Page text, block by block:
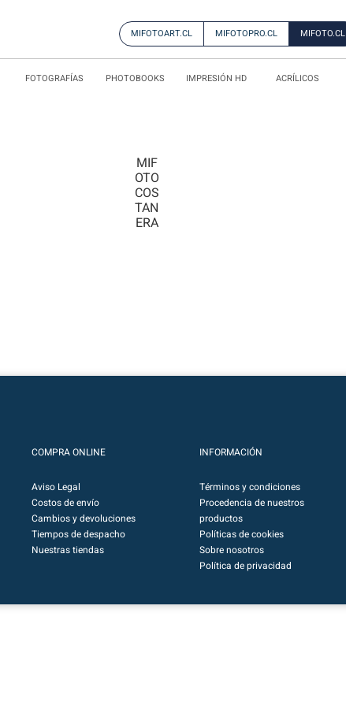
MIFOTOART.CL MIFOTOPRO.CL MIFOTO.CL
FOTOGRAFÍAS PHOTOBOOKS IMPRESIÓN HD ACRÍLICOS
MIF
OTO
COS
TAN
ERA
COMPRA ONLINE
Aviso Legal
Costos de envío
Cambios y devoluciones
Tiempos de despacho
Nuestras tiendas
INFORMACIÓN
Términos y condiciones
Procedencia de nuestros
productos
Políticas de cookies
Sobre nosotros
Política de privacidad